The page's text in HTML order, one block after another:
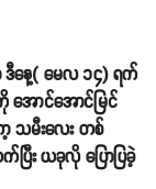
ဒီနေ့( မေလ ၁၄) ရက်
အောင်အောင်မြင်
သမီးလေး တစ်
း ယခုလို ပြောပြခဲ့